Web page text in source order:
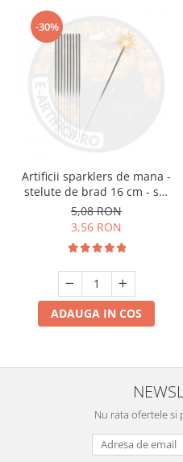
-30%
Artificii sparklers de mana -
stelute de brad 16 cm - set
10 buc
5,08 RON
3,56 RON
ADAUGA IN COS
Nu rata ofertele